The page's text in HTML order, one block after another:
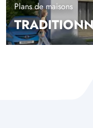
Plans de maisons